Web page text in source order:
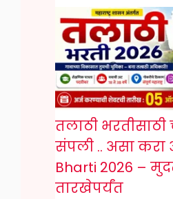
तलाठी भरतीसाठी
संपली .. असा करा
Bharti 2026 –
तारखेपर्यंत